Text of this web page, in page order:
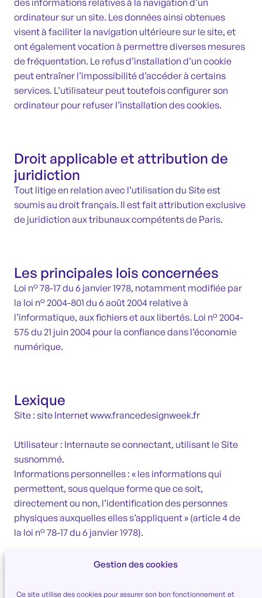
Gestion des cookies
Ce site utilise des cookies pour assurer son bon fonctionnement et
des informations relatives à la navigation d’un
ordinateur sur un site. Les données ainsi obtenues
visent à faciliter la navigation ultérieure sur le site, et
ont également vocation à permettre diverses mesures
de fréquentation. Le refus d’installation d’un cookie
peut entraîner l’impossibilité d’accéder à certains
services. L’utilisateur peut toutefois configurer son
ordinateur pour refuser l’installation des cookies.
Droit applicable et attribution de
juridiction
Tout litige en relation avec l’utilisation du Site est
soumis au droit français. Il est fait attribution exclusive
de juridiction aux tribunaux compétents de Paris.
Les principales lois concernées
Loi n° 78-17 du 6 janvier 1978, notamment modifiée par
la loi n° 2004-801 du 6 août 2004 relative à
l’informatique, aux fichiers et aux libertés. Loi n° 2004-
575 du 21 juin 2004 pour la confiance dans l’économie
numérique.
Lexique
Site : site Internet www.francedesignweek.fr
Utilisateur : Internaute se connectant, utilisant le Site
susnommé.
Informations personnelles : « les informations qui
permettent, sous quelque forme que ce soit,
directement ou non, l’identification des personnes
physiques auxquelles elles s’appliquent » (article 4 de
la loi n° 78-17 du 6 janvier 1978).